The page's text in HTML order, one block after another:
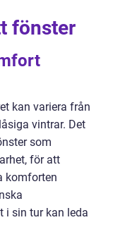
fönster
kan variera från
vintrar. Det
som
för att
komforten
i sin tur kan leda